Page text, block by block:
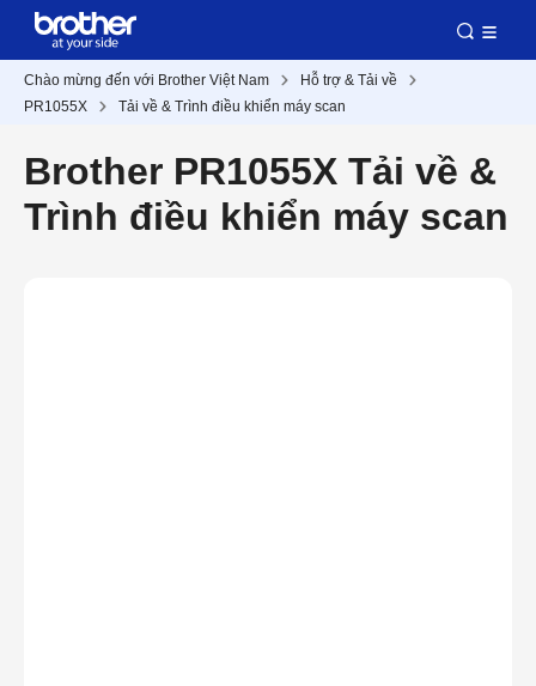
Chào mừng đến với Brother Việt Nam
Hỗ trợ & Tải về
PR1055X
Tải về & Trình điều khiển máy scan
Brother PR1055X Tải về &
Trình điều khiển máy scan